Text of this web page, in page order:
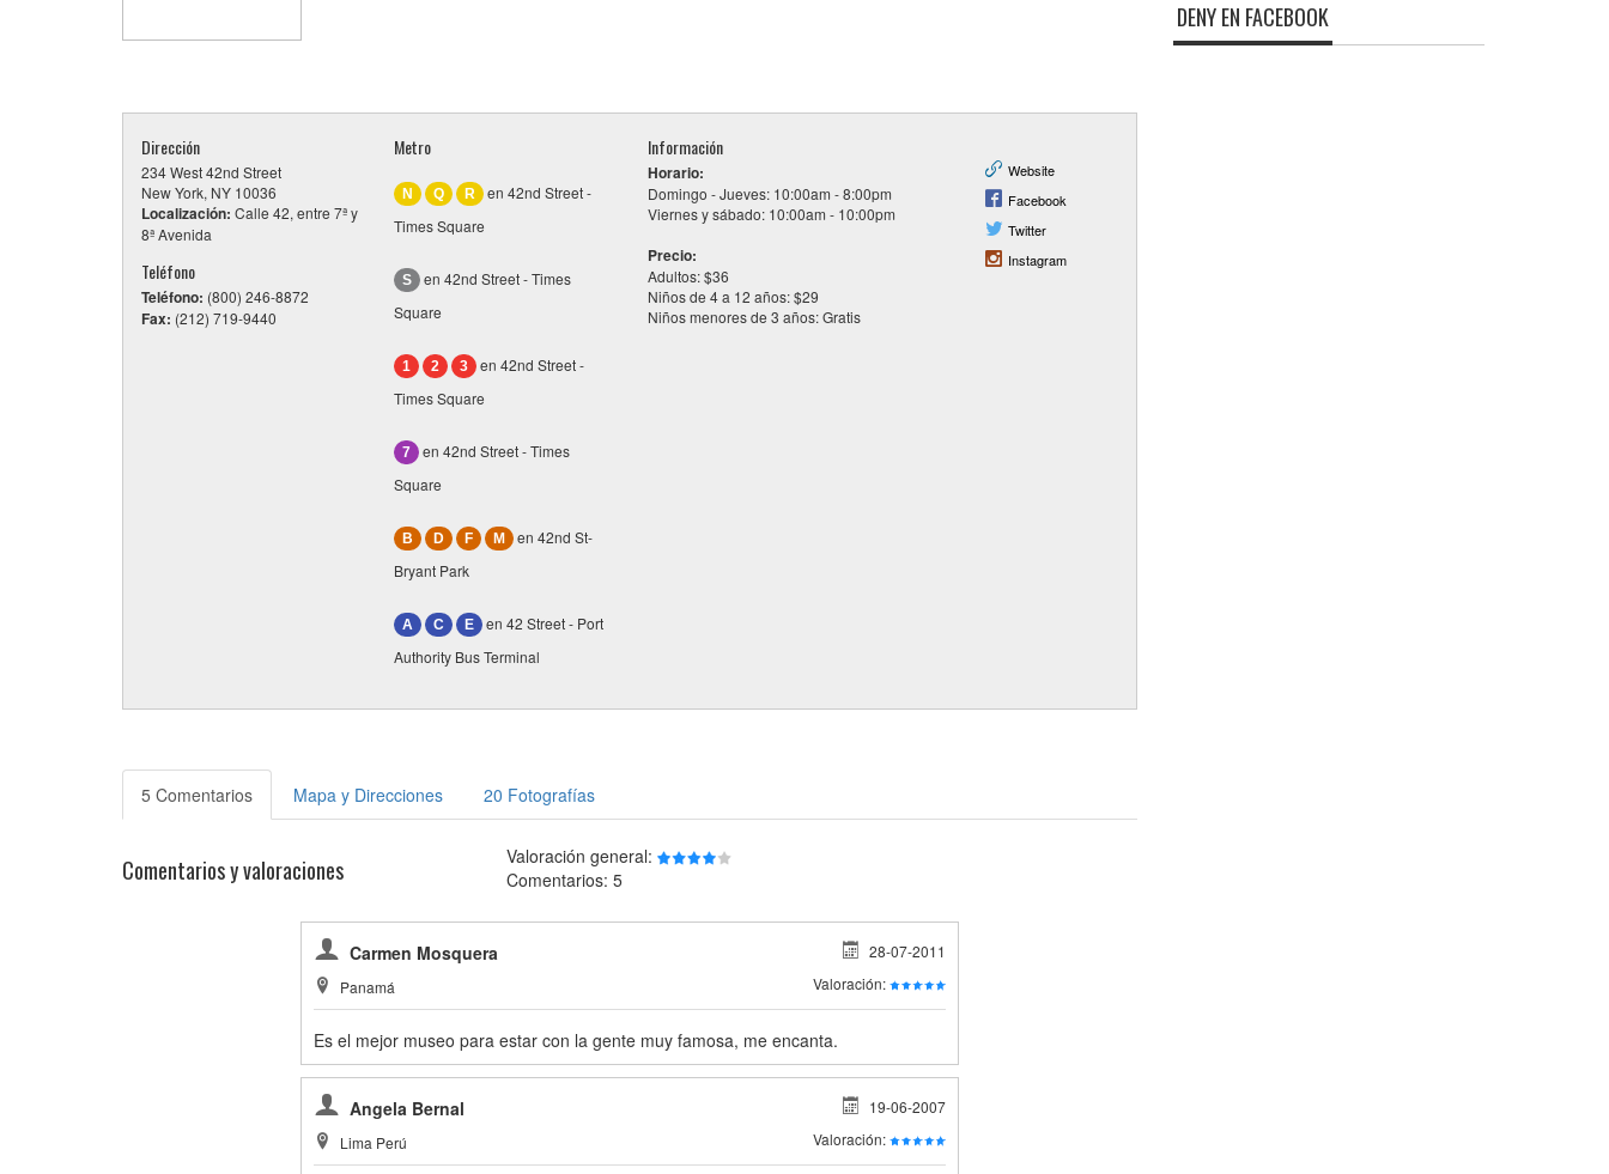
Dirección
234 West 42nd Street
New York, NY 10036
Localización: Calle 42, entre 7ª y
8ª Avenida
Teléfono
Teléfono: (800) 246-8872
Fax: (212) 719-9440
Metro
N Q R
en 42nd Street -
Times Square
S
en 42nd Street - Times
Square
1 2 3
en 42nd Street -
Times Square
7
en 42nd Street - Times
Square
B D F M
en 42nd St-
Bryant Park
A C E
en 42 Street - Port
Authority Bus Terminal
Información
Horario:
Domingo - Jueves: 10:00am - 8:00pm
Viernes y sábado: 10:00am - 10:00pm
Precio:
Adultos: $36
Niños de 4 a 12 años: $29
Niños menores de 3 años: Gratis
Website
Facebook
Twitter
Instagram
5 Comentarios Mapa y Direcciones 20 Fotografías
Comentarios y valoraciones
Valoración general:
Comentarios: 5
Carmen Mosquera
Panamá
28-07-2011
Valoración:
Es el mejor museo para estar con la gente muy famosa, me encanta.
Angela Bernal
Lima Perú
19-06-2007
Valoración:
DENY EN FACEBOOK